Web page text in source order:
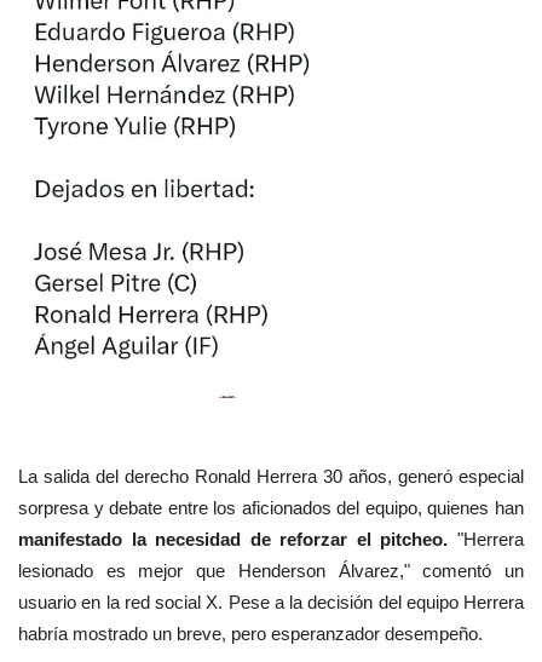
La salida del derecho Ronald Herrera 30 años, generó especial
sorpresa y debate entre los aficionados del equipo, quienes han
manifestado la necesidad de reforzar el pitcheo. "Herrera
lesionado es mejor que Henderson Álvarez," comentó un
usuario en la red social X. Pese a la decisión del equipo Herrera
habría mostrado un breve, pero esperanzador desempeño.